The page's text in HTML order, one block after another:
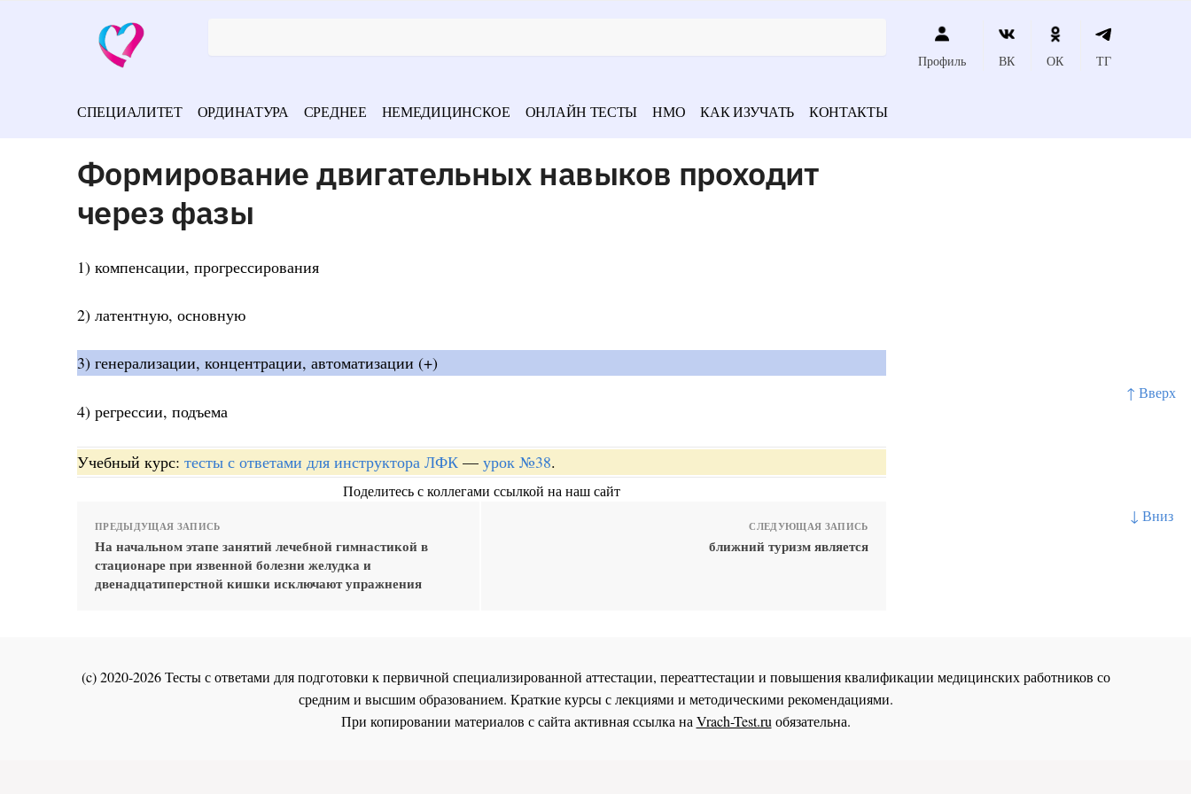
↑ Вверх
↓ Вниз
Профиль ВК ОК ТГ
СПЕЦИАЛИТЕТ ОРДИНАТУРА СРЕДНЕЕ НЕМЕДИЦИНСКОЕ ОНЛАЙН ТЕСТЫ НМО КАК ИЗУЧАТЬ КОНТАКТЫ
Формирование двигательных навыков проходит
через фазы
1) компенсации, прогрессирования
2) латентную, основную
3) генерализации, концентрации, автоматизации (+)
4) регрессии, подъема
Учебный курс: тесты с ответами для инструктора ЛФК — урок №38.
Поделитесь с коллегами ссылкой на наш сайт
ПРЕДЫДУЩАЯ ЗАПИСЬ
На начальном этапе занятий лечебной гимнастикой в
стационаре при язвенной болезни желудка и
двенадцатиперстной кишки исключают упражнения
СЛЕДУЮЩАЯ ЗАПИСЬ
ближний туризм является
(c) 2020-2026 Тесты с ответами для подготовки к первичной специализированной аттестации, переаттестации и повышения квалификации медицинских работников со
средним и высшим образованием. Краткие курсы с лекциями и методическими рекомендациями.
При копировании материалов с сайта активная ссылка наVrach-Test.ruобязательна.